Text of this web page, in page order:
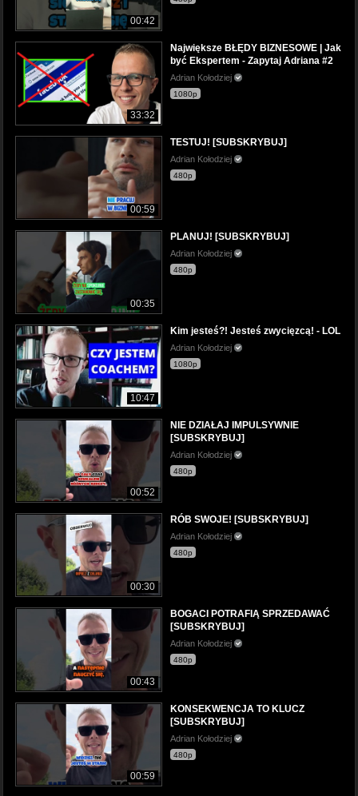
00:42
33:32
Największe BŁĘDY BIZNESOWE | Jak
być Ekspertem - Zapytaj Adriana #2
Adrian Kołodziej
1080p
00:59
TESTUJ! [SUBSKRYBUJ]
Adrian Kołodziej
480p
00:35
PLANUJ! [SUBSKRYBUJ]
Adrian Kołodziej
480p
10:47
Kim jesteś?! Jesteś zwycięzcą! - LOL
Adrian Kołodziej
1080p
00:52
NIE DZIAŁAJ IMPULSYWNIE
[SUBSKRYBUJ]
Adrian Kołodziej
480p
00:30
RÓB SWOJE! [SUBSKRYBUJ]
Adrian Kołodziej
480p
00:43
BOGACI POTRAFIĄ SPRZEDAWAĆ
[SUBSKRYBUJ]
Adrian Kołodziej
480p
00:59
KONSEKWENCJA TO KLUCZ
[SUBSKRYBUJ]
Adrian Kołodziej
480p